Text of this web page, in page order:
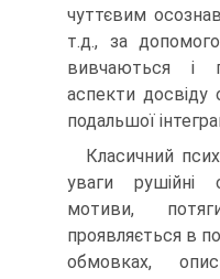
чуттєвим
т.д., за
вивчаються і
аспекти досвіду
подальшої
Класичний
уваги рушійні
мотиви,
проявляється в
обмовках,